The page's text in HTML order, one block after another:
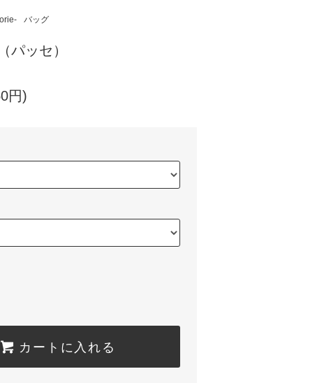
バッグ
パッセ）
円)
カートに入れる